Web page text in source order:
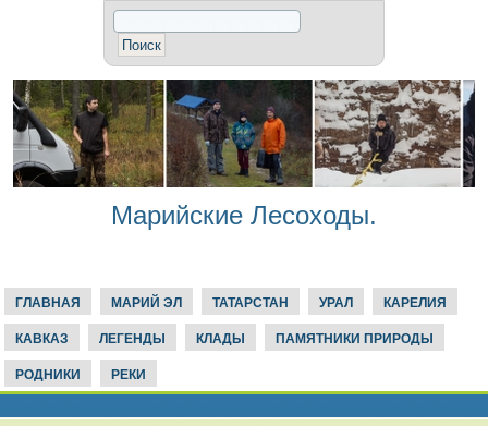
Марийские Лесоходы.
ГЛАВНАЯ МАРИЙ ЭЛ ТАТАРСТАН УРАЛ КАРЕЛИЯ
КАВКАЗ ЛЕГЕНДЫ КЛАДЫ ПАМЯТНИКИ ПРИРОДЫ
РОДНИКИ РЕКИ